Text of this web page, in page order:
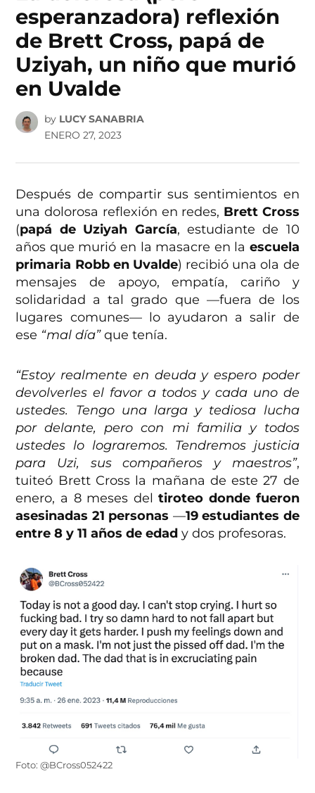
esperanzadora) reflexión
de Brett Cross, papá de
Uziyah, un niño que murió
en Uvalde
by LUCY SANABRIA
ENERO 27, 2023
Después de compartir sus sentimientos en
una dolorosa reflexión en redes, Brett Cross
(papá de Uziyah García, estudiante de 10
años que murió en la masacre en la escuela
primaria Robb en Uvalde) recibió una ola de
mensajes de apoyo, empatía, cariño y
solidaridad a tal grado que —fuera de los
lugares comunes— lo ayudaron a salir de
ese “mal día”que tenía.
“Estoy realmente en deuda y espero poder
devolverles el favor a todos y cada uno de
ustedes. Tengo una larga y tediosa lucha
por delante, pero con mi familia y todos
ustedes lo lograremos. Tendremos justicia
para Uzi, sus compañeros y maestros”,
tuiteó Brett Cross la mañana de este 27 de
enero, a 8 meses deltiroteo donde fueron
asesinadas 21 personas —19 estudiantes de
entre 8 y 11 años de edad y dos profesoras.
Foto: @BCross052422